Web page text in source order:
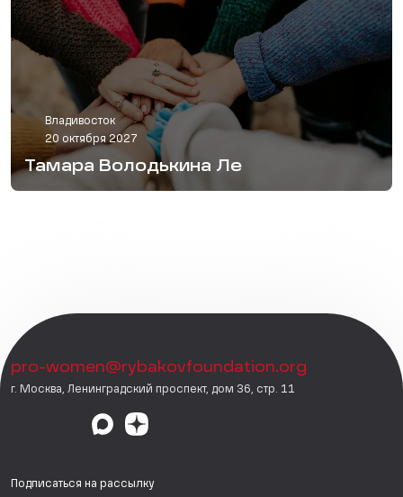
Владивосток
20 октября 2027
Тамара Володькина Ле
pro-women@rybakovfoundation.org
г. Москва, Ленинградский проспект, дом 36, стр. 11
Подписаться на рассылку